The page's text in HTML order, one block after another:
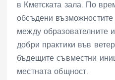
в Кметската зала. По
обсъдени възможностите
между образователните
добри практики във
бъдещите съвместни
местната общност.